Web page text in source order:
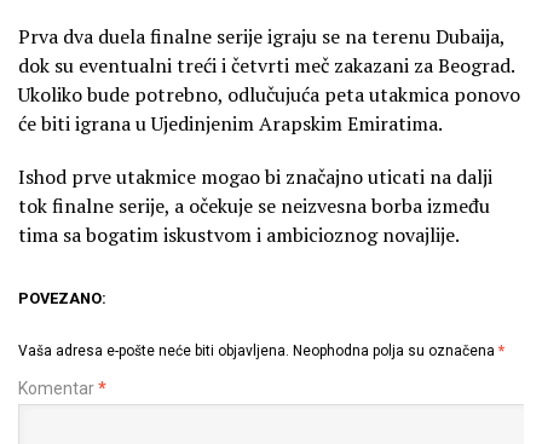
Prva dva duela finalne serije igraju se na terenu Dubaija,
dok su eventualni treći i četvrti meč zakazani za Beograd.
Ukoliko bude potrebno, odlučujuća peta utakmica ponovo
će biti igrana u Ujedinjenim Arapskim Emiratima.
Ishod prve utakmice mogao bi značajno uticati na dalji
tok finalne serije, a očekuje se neizvesna borba između
tima sa bogatim iskustvom i ambicioznog novajlije.
POVEZANO:
Vaša adresa e-pošte neće biti objavljena. Neophodna polja su označena *
Komentar*